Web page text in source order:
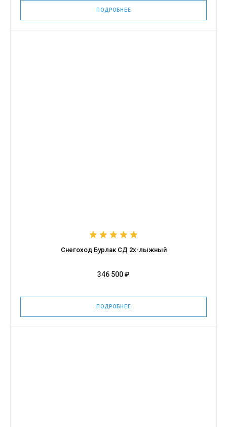
ПОДРОБНЕЕ
Снегоход Бурлак СД 2х-лыжный
346 500 ₽
ПОДРОБНЕЕ